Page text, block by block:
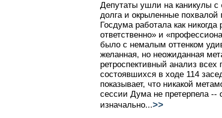
Депутаты ушли на каникулы с
долга и окрыленные похвалой
Госдума работала как
ответственно» и
было с немалым оттенком
желанная, но неожиданная
ретроспективный анализ всех
состоявшихся в ходе 114
показывает, что никакой
сессии Дума не претерпела --
изначально...>>